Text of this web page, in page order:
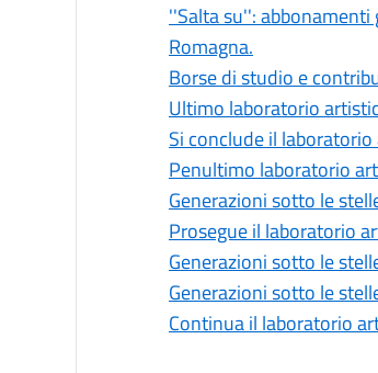
''Salta su'':
Romagna.
Borse di studio e
Ultimo laboratorio
Si conclude il
Penultimo laboratorio
Generazioni sotto le
Prosegue il laboratorio
Generazioni sotto le
Generazioni sotto le
Continua il laboratorio